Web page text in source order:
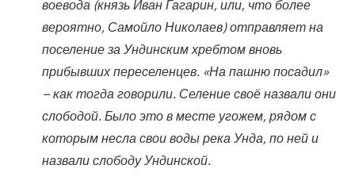
воевода (князь Иван Гагарин, или, что более
вероятно, Самойло Николаев) отправляет на
поселение за Ундинским хребтом вновь
прибывших переселенцев. «На пашню посадил»
– как тогда говорили. Селение своё назвали они
слободой. Было это в месте угожем, рядом с
которым несла свои воды река Унда, по ней и
назвали слободу Ундинской.